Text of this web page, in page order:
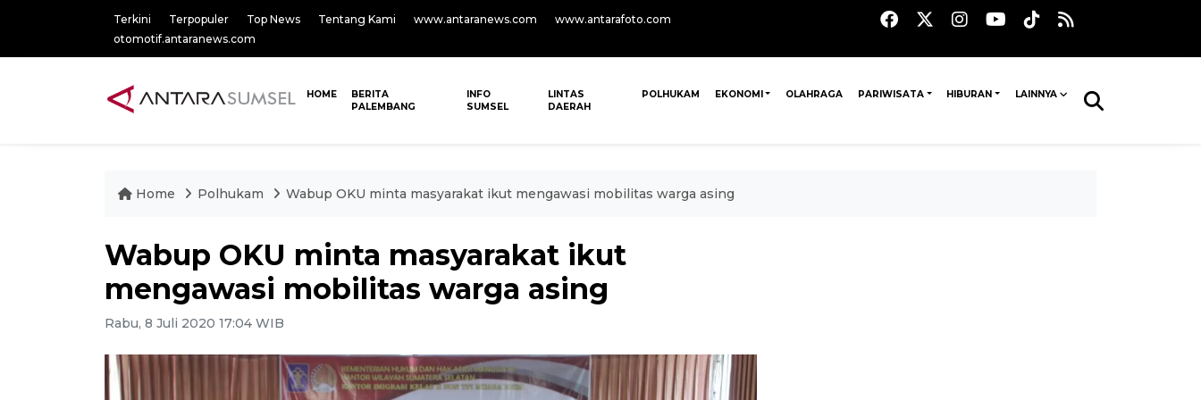
Terkini Terpopuler Top News Tentang Kami www.antaranews.com
www.antarafoto.com
otomotif.antaranews.com
HOME
BERITA
PALEMBANG
INFO
SUMSEL
LINTAS
DAERAH
POLHUKAM EKONOMI OLAHRAGA PARIWISATA HIBURAN LAINNYA
Home Polhukam Wabup OKU minta masyarakat ikut mengawasi mobilitas warga asing
Wabup OKU minta masyarakat ikut
mengawasi mobilitas warga asing
Rabu, 8 Juli 2020 17:04 WIB